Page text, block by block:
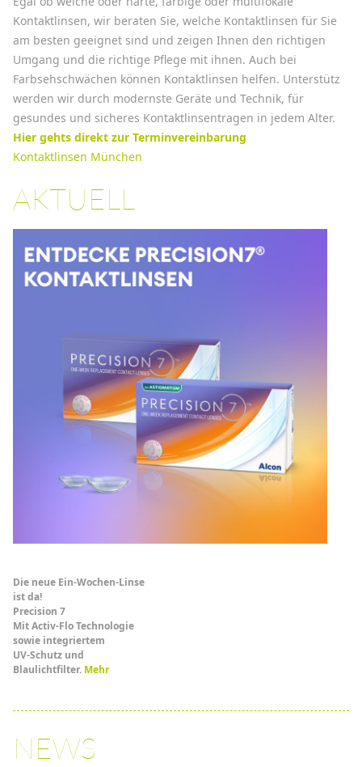
Kontaktlinsen, wir beraten Sie, welche Kontaktlinsen für Sie
am besten geeignet sind und zeigen Ihnen den richtigen
Umgang und die richtige Pflege mit ihnen. Auch bei
Farbsehschwächen können Kontaktlinsen helfen. Unterstütz
werden wir durch modernste Geräte und Technik, für
gesundes und sicheres Kontaktlinsentragen in jedem Alter.
Hier gehts direkt zur Terminvereinbarung
Kontaktlinsen München
AKTUELL
Die neue Ein-Wochen-Linse
ist da!
Precision 7
Mit Activ-Flo Technologie
sowie integriertem
UV-Schutz und
Blaulichtfilter. Mehr
NEWS